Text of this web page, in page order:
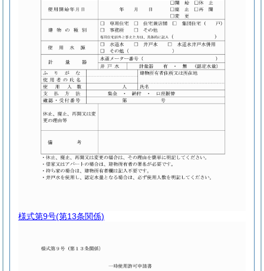
様式第9号(第13条関係)